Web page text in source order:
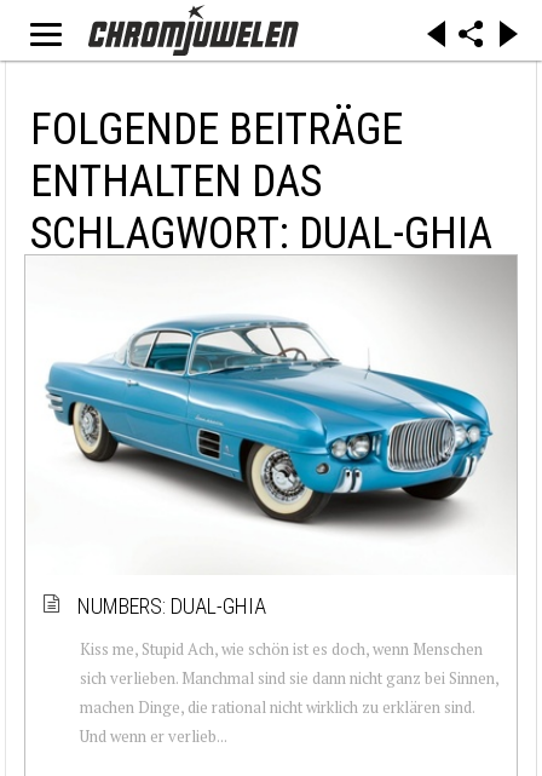
FOLGENDE BEITRÄGE
ENTHALTEN DAS
SCHLAGWORT: DUAL-GHIA
NUMBERS: DUAL-GHIA
Kiss me, Stupid Ach, wie schön ist es doch, wenn Menschen
sich verlieben. Manchmal sind sie dann nicht ganz bei Sinnen,
machen Dinge, die rational nicht wirklich zu erklären sind.
Und wenn er verlieb...